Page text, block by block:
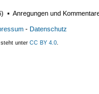
) ▪ Anregungen und
- Datenschutz
unter CC BY 4.0